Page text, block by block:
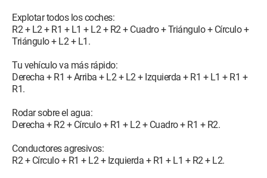
Explotar todos los coches:
R2 + L2 + R1 + L1 + L2 + R2 + Cuadro + Triángulo + Círculo +
Triángulo + L2 + L1.
Tu vehículo va más rápido:
Derecha + R1 + Arriba + L2 + L2 + Izquierda + R1 + L1 + R1 +
R1.
Rodar sobre el agua:
Derecha + R2 + Círculo + R1 + L2 + Cuadro + R1 + R2.
Conductores agresivos:
R2 + Círculo + R1 + L2 + Izquierda + R1 + L1 + R2 + L2.